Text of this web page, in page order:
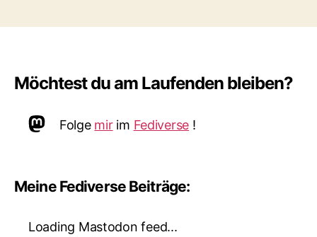
Möchtest du am Laufenden bleiben?
Mastodon
Folge mirim Fediverse !
Meine Fediverse Beiträge:
Loading Mastodon feed...